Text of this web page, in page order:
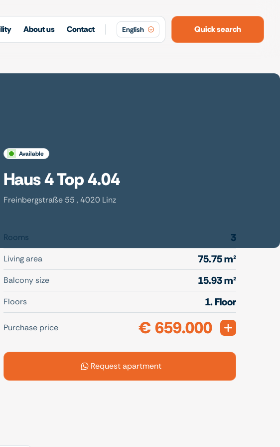
About us Contact English Quick search
available
Haus 4 Top 4.04
Freinbergstraße 55 , 4020 Linz
Rooms 3
Living area 75.75 m²
Balcony size 15.93 m²
Floors 1. Floor
Purchase price € 659.000
Request apartment